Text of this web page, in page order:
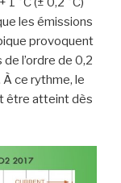
les émissions
provoquent
l’ordre de 0,2
À ce rythme, le
être atteint dès